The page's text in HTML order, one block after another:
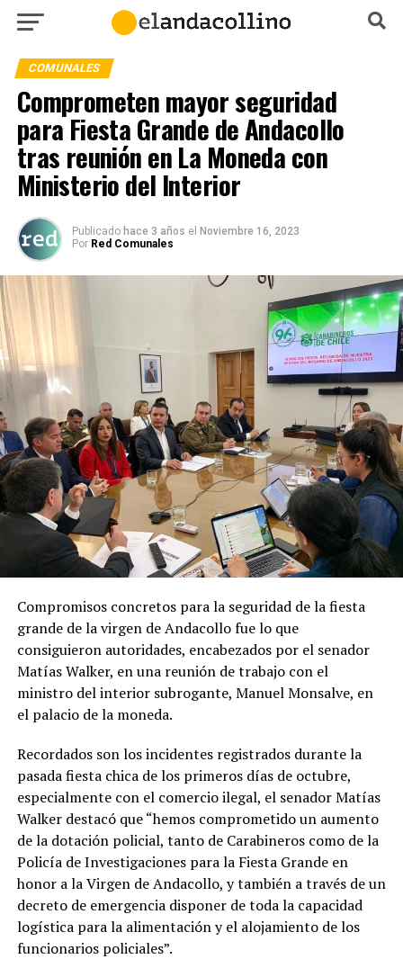
COMUNALES
Comprometen mayor seguridad
para Fiesta Grande de Andacollo
tras reunión en La Moneda con
Ministerio del Interior
Publicado hace 3 años el Noviembre 16, 2023
Por Red Comunales
Compromisos concretos para la seguridad de la fiesta
grande de la virgen de Andacollo fue lo que
consiguieron autoridades, encabezados por el senador
Matías Walker, en una reunión de trabajo con el
ministro del interior subrogante, Manuel Monsalve, en
el palacio de la moneda.
Recordados son los incidentes registrados durante la
pasada fiesta chica de los primeros días de octubre,
especialmente con el comercio ilegal, el senador Matías
Walker destacó que “hemos comprometido un aumento
de la dotación policial, tanto de Carabineros como de la
Policía de Investigaciones para la Fiesta Grande en
honor a la Virgen de Andacollo, y también a través de un
decreto de emergencia disponer de toda la capacidad
logística para la alimentación y el alojamiento de los
funcionarios policiales”.